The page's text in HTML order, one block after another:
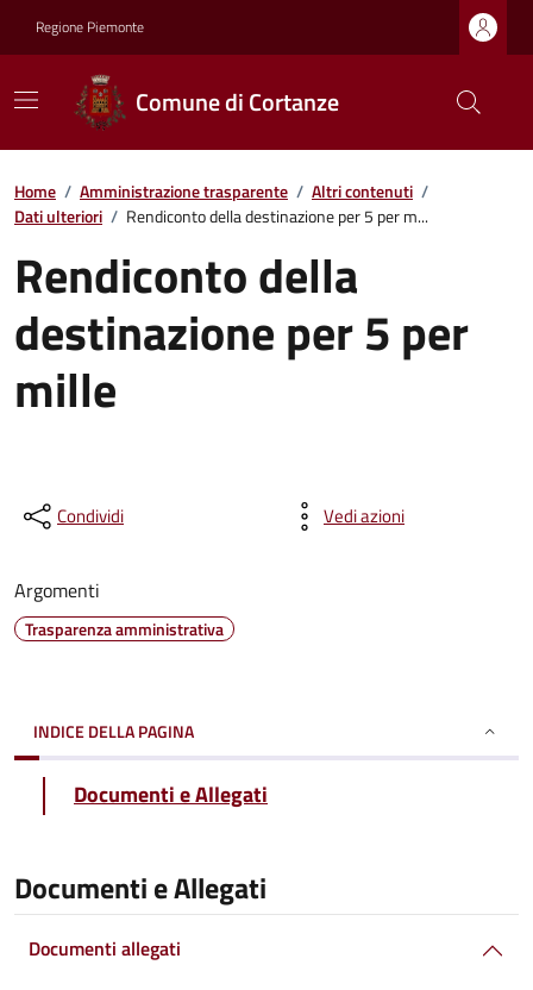
Regione Piemonte
Comune di Cortanze
Home / Amministrazione trasparente / Altri contenuti /
Dati ulteriori / Rendiconto della destinazione per 5 per m...
Rendiconto della
destinazione per 5 per
mille
Condividi Vedi azioni
Argomenti
Trasparenza amministrativa
INDICE DELLA PAGINA
Documenti e Allegati
Documenti e Allegati
Documenti allegati